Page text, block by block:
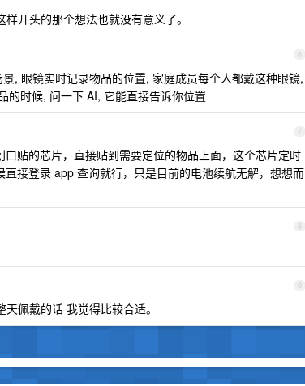
开头的那个想法也就没有意义了。
6
, 眼镜实时记录物品的位置, 家庭成员每个人都戴这种眼镜,
的时候, 问一下 AI, 它能直接告诉你位置
7
贴的芯片，直接贴到需要定位的物品上面，这个芯片定时
接登录 app 查询就行，只是目前的电池续航无解，想想而
8
9
佩戴的话 我觉得比较合适。